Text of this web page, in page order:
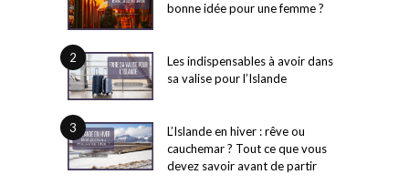
bonne idée pour une femme ?
2
Les indispensables à avoir dans
sa valise pour l’Islande
3
L’Islande en hiver : rêve ou
cauchemar ? Tout ce que vous
devez savoir avant de partir